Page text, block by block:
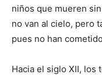
niños que mueren
no van al cielo, pero
pues no han
Hacia el siglo XII, los